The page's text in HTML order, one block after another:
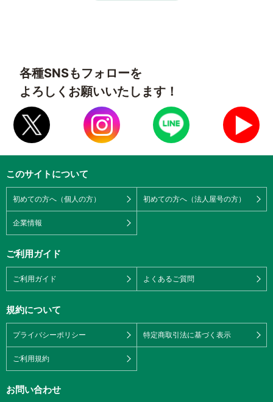
各種SNSもフォローを
よろしくお願いいたします！
このサイトについて
初めての方へ（個人の方） 初めての方へ（法人屋号の方）
企業情報
ご利用ガイド
ご利用ガイド よくあるご質問
規約について
プライバシーポリシー 特定商取引法に基づく表示
ご利用規約
お問い合わせ